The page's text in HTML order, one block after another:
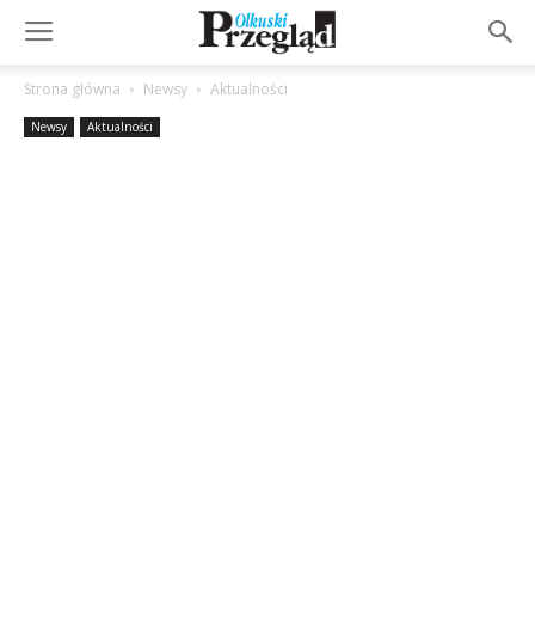
Strona główna Newsy Aktualności
Newsy Aktualności